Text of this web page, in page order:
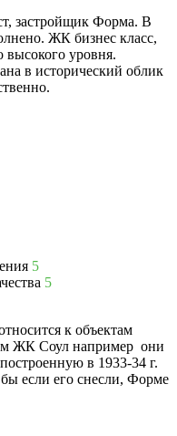
застройщик Форма. В
ЖК бизнес класс,
высокого уровня.
в исторический облик
5
5
к объектам
ЖК Соул например они
в 1933-34 г.
если его снесли, Форме